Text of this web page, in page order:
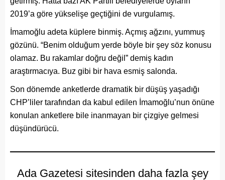
2019’a göre yükselişe geçtiğini de vurgulamış.
İmamoğlu adeta küplere binmiş. Açmış ağzını, yummuş
gözünü. “Benim olduğum yerde böyle bir şey söz konusu
olamaz. Bu rakamlar doğru değil” demiş kadın
araştırmacıya. Buz gibi bir hava esmiş salonda.
Son dönemde anketlerde dramatik bir düşüş yaşadığı
CHP’liler tarafından da kabul edilen İmamoğlu’nun önüne
konulan anketlere bile inanmayan bir çizgiye gelmesi
düşündürücü.
Ada Gazetesi sitesinden daha fazla şey